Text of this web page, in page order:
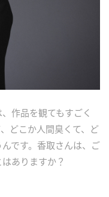
作品を観てもすごく
どこか人間臭くて、ど
です。香取さんは、ご
ありますか？